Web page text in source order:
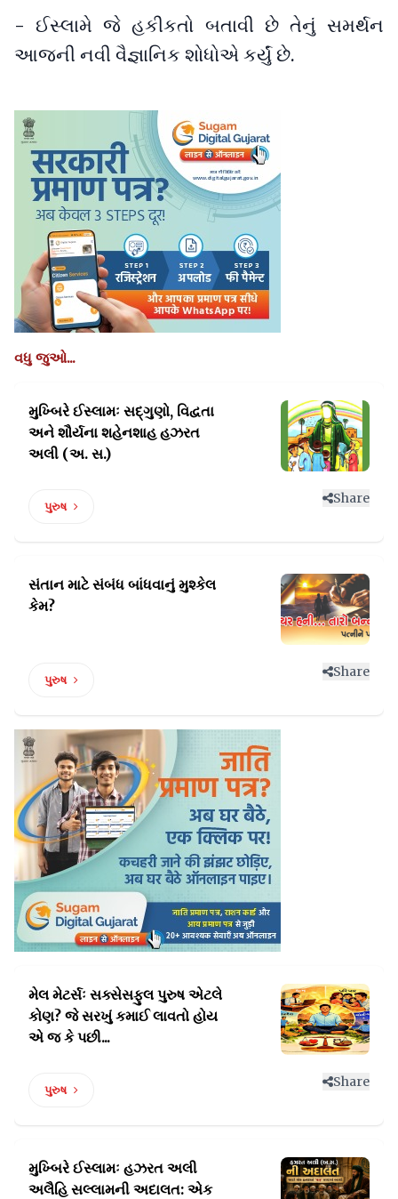
- ઈસ્લામે જે હકીકતો બતાવી છે તેનું સમર્થન
આજની નવી વૈજ્ઞાનિક શોધોએ કર્યું છે.
વધુ જુઓ...
મુખ્બિરે ઈસ્લામઃ સદ્ગુણો, વિદ્વતા
અને શૌર્યના શહેનશાહ હઝરત
અલી (અ. સ.)
પુરુષ
Share
સંતાન માટે સંબંધ બાંધવાનું મુશ્કેલ
કેમ?
પુરુષ
Share
મેલ મેટર્સઃ સક્સેસફુલ પુરુષ એટલે
કોણ? જે સરખું કમાઈ લાવતો હોય
એ જ કે પછી...
પુરુષ
Share
મુખ્બિરે ઈસ્લામઃ હઝરત અલી
અલૈહિ સલ્લામની અદાલત: એક